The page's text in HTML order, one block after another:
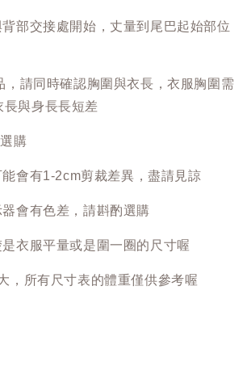
部交接處開始，丈量到尾巴起始部位
，請同時確認胸圍與衣長，衣服胸圍需
長與身長長短差
購
會有1-2cm剪裁差異，盡請見諒
會有色差，請斟酌選購
衣服平量或是圍一圈的尺寸喔
，所有尺寸表的體重僅供參考喔